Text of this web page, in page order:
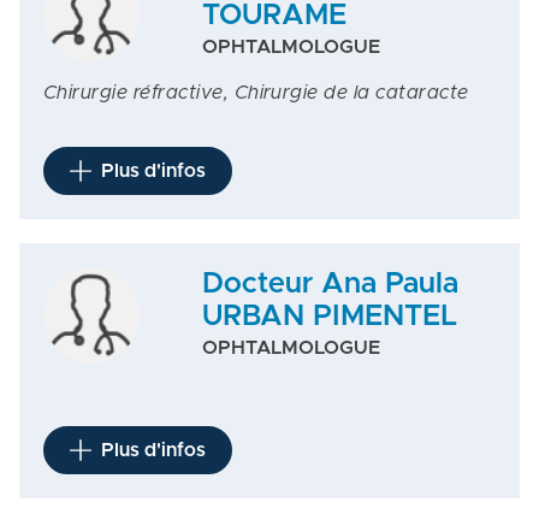
TOURAME
OPHTALMOLOGUE
Chirurgie réfractive, Chirurgie de la cataracte
Plus d'infos
Docteur Ana Paula
URBAN PIMENTEL
OPHTALMOLOGUE
Plus d'infos